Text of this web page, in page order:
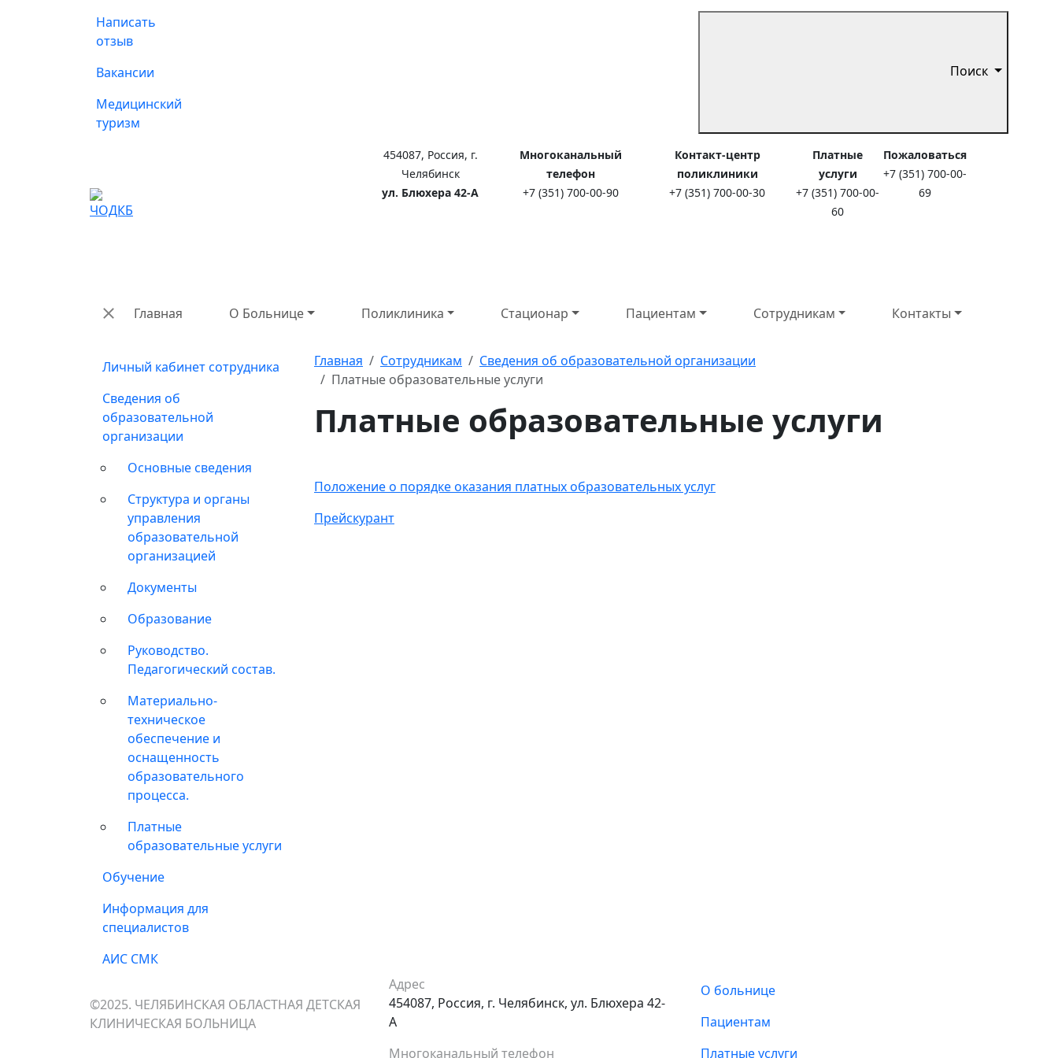
Написать
отзыв
Вакансии
Медицинский
туризм
Поиск
454087, Россия, г.
Челябинск
ул. Блюхера 42-А
Многоканальный
телефон
+7 (351) 700-00-90
Контакт-центр
поликлиники
+7 (351) 700-00-30
Платные
услуги
+7 (351) 700-00-
60
Пожаловаться
+7 (351) 700-00-
69
Главная О Больнице Поликлиника Стационар Пациентам Сотрудникам Контакты
Личный кабинет сотрудника
Сведения об
образовательной
организации
Основные сведения
Структура и органы
управления
образовательной
организацией
Документы
Образование
Руководство.
Педагогический состав.
Материально-
техническое
обеспечение и
оснащенность
образовательного
процесса.
Платные
образовательные услуги
Обучение
Информация для
специалистов
АИС СМК
Главная Сотрудникам
Сведения об образовательной организации
Платные образовательные услуги
Платные образовательные услуги
Положение о порядке оказания платных образовательных услуг
Прейскурант
©2025. ЧЕЛЯБИНСКАЯ ОБЛАСТНАЯ ДЕТСКАЯ
КЛИНИЧЕСКАЯ БОЛЬНИЦА
Адрес
454087, Россия, г. Челябинск, ул. Блюхера 42-
А
Многоканальный телефон
О больнице
Пациентам
Платные услуги